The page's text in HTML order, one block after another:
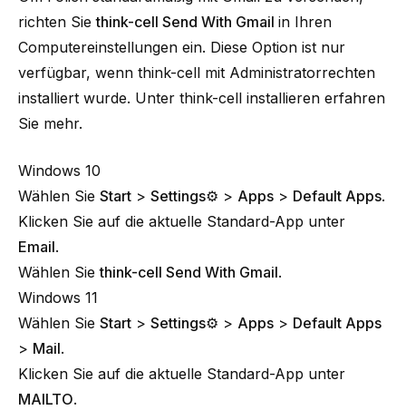
richten Siethink-cell Send With Gmail in Ihren
Computereinstellungen ein. Diese Option ist nur
verfügbar, wenn think-cell mit Administratorrechten
installiert wurde. Unter think-cell installieren erfahren
Sie mehr.
Windows 10
Wählen Sie Start > Settings⚙ > Apps > Default Apps.
Klicken Sie auf die aktuelle Standard-App unter
Email.
Wählen Siethink-cell Send With Gmail.
Windows 11
Wählen Sie Start > Settings⚙ > Apps > Default Apps
> Mail.
Klicken Sie auf die aktuelle Standard-App unter
MAILTO.